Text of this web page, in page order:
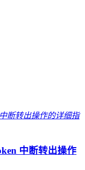
中断转出操作